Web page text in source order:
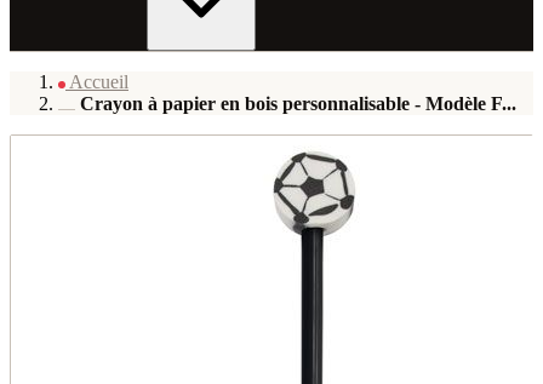
Accueil
Crayon à papier en bois personnalisable - Modèle F...